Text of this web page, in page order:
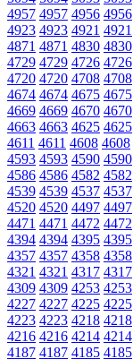
4957 4957 4956 4956
4923 4923 4921 4921
4871 4871 4830 4830
4729 4729 4726 4726
4720 4720 4708 4708
4674 4674 4675 4675
4669 4669 4670 4670
4663 4663 4625 4625
4611 4611 4608 4608
4593 4593 4590 4590
4586 4586 4582 4582
4539 4539 4537 4537
4520 4520 4497 4497
4471 4471 4472 4472
4394 4394 4395 4395
4357 4357 4358 4358
4321 4321 4317 4317
4309 4309 4253 4253
4227 4227 4225 4225
4223 4223 4218 4218
4216 4216 4214 4214
4187 4187 4185 4185